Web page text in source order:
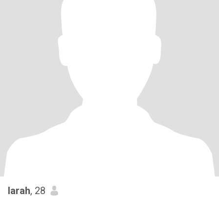
larah, 28